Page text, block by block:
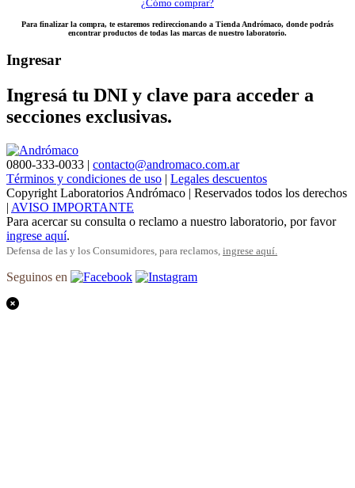
¿Cómo comprar?
Para finalizar la compra, te estaremos redireccionando a Tienda Andrómaco, donde podrás
encontrar productos de todas las marcas de nuestro laboratorio.
Ingresar
Ingresá tu DNI y clave para acceder a
secciones exclusivas.
0800-333-0033 | contacto@andromaco.com.ar
Términos y condiciones de uso | Legales descuentos
Copyright Laboratorios Andrómaco | Reservados todos los derechos
| AVISO IMPORTANTE
Para acercar su consulta o reclamo a nuestro laboratorio, por favor
ingrese aquí.
Defensa de las y los Consumidores, para reclamos, ingrese aquí.
Seguinos en